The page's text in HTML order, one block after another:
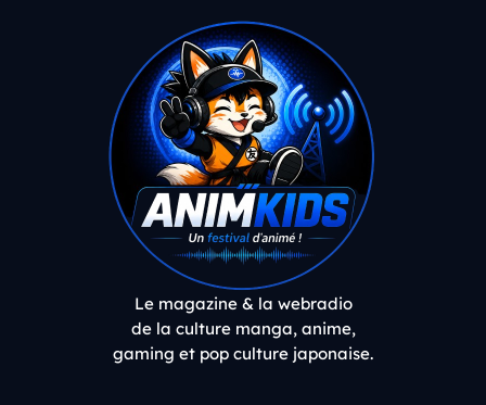
Le magazine & la webradio
de la culture manga, anime,
gaming et pop culture japonaise.